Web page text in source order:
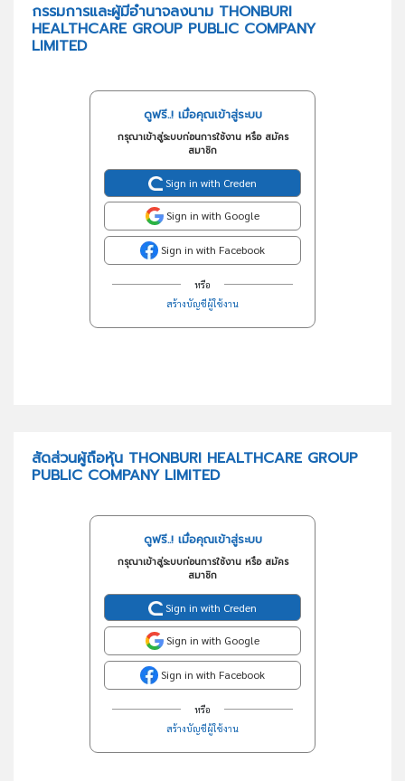
กรรมการและผู้มีอำนาจลงนาม THONBURI
HEALTHCARE GROUP PUBLIC COMPANY
LIMITED
ดูฟรี..! เมื่อคุณเข้าสู่ระบบ
กรุณาเข้าสู่ระบบก่อนการใช้งาน หรือ สมัคร
สมาชิก
Sign in with Creden
Sign in with Google
Sign in with Facebook
หรือ
สร้างบัญชีผู้ใช้งาน
สัดส่วนผู้ถือหุ้น THONBURI HEALTHCARE GROUP
PUBLIC COMPANY LIMITED
ดูฟรี..! เมื่อคุณเข้าสู่ระบบ
กรุณาเข้าสู่ระบบก่อนการใช้งาน หรือ สมัคร
สมาชิก
Sign in with Creden
Sign in with Google
Sign in with Facebook
หรือ
สร้างบัญชีผู้ใช้งาน